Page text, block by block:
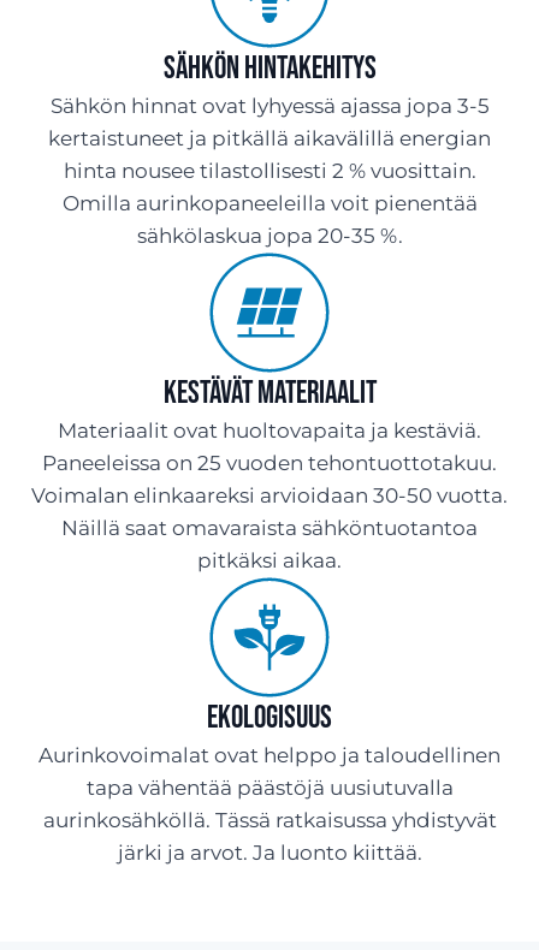
Sähkön hintakehitys
Sähkön hinnat ovat lyhyessä ajassa jopa 3-5
kertaistuneet ja pitkällä aikavälillä energian
hinta nousee tilastollisesti 2 % vuosittain.
Omilla aurinkopaneeleilla voit pienentää
sähkölaskua jopa 20-35 %.
Kestävät materiaalit
Materiaalit ovat huoltovapaita ja kestäviä.
Paneeleissa on 25 vuoden tehontuottotakuu.
Voimalan elinkaareksi arvioidaan 30-50 vuotta.
Näillä saat omavaraista sähköntuotantoa
pitkäksi aikaa.
Ekologisuus
Aurinkovoimalat ovat helppo ja taloudellinen
tapa vähentää päästöjä uusiutuvalla
aurinkosähköllä. Tässä ratkaisussa yhdistyvät
järki ja arvot. Ja luonto kiittää.